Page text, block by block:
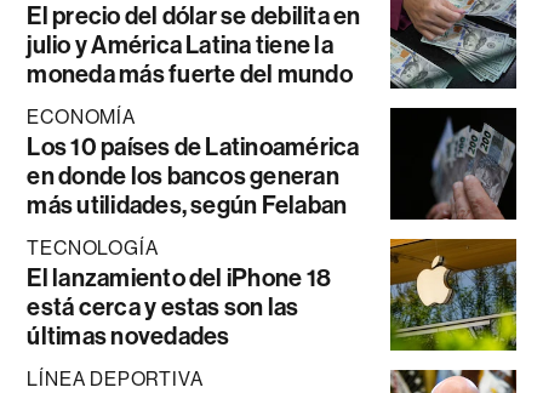
El precio del dólar se debilita en
julio y América Latina tiene la
moneda más fuerte del mundo
ECONOMÍA
Los 10 países de Latinoamérica
en donde los bancos generan
más utilidades, según Felaban
TECNOLOGÍA
El lanzamiento del iPhone 18
está cerca y estas son las
últimas novedades
LÍNEA DEPORTIVA